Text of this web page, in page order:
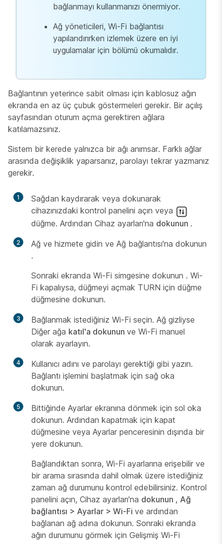
bağlanmayı kullanmanızı önermiyor.
Ağ yöneticileri, Wi-Fi bağlantısı
yapılandırırken izlemek üzere en iyi
uygulamalar için bölümü okumalıdır.
Bağlantının yeterince sabit olması için kablosuz ağın
ekranda en az üç çubuk göstermeleri gerekir. Bir açılış
sayfasından oturum açma gerektiren ağlara
katılamazsınız.
Sistem bir kerede yalnızca bir ağı anımsar. Farklı ağlar
arasında değişiklik yaparsanız, parolayı tekrar yazmanız
gerekir.
1
Sağdan kaydırarak veya dokunarak
cihazınızdaki kontrol panelini açın veya
düğme. Ardından Cihaz ayarları'na dokunun .
2
Ağ ve hizmete gidin ve Ağ bağlantısı'na dokunun
.
Sonraki ekranda Wi-Fi simgesine dokunun . Wi-
Fi kapalıysa, düğmeyi açmak TURN için düğme
düğmesine dokunun.
3
Bağlanmak istediğiniz Wi-Fi seçin. Ağ gizliyse
Diğer ağa katıl'a dokunun ve Wi-Fi manuel
olarak ayarlayın.
4
Kullanıcı adını ve parolayı gerektiği gibi yazın.
Bağlantı işlemini başlatmak için sağ oka
dokunun.
5
Bittiğinde Ayarlar ekranına dönmek için sol oka
dokunun. Ardından kapatmak için kapat
düğmesine veya Ayarlar penceresinin dışında bir
yere dokunun.
Bağlandıktan sonra, Wi-Fi ayarlarına erişebilir ve
bir arama sırasında dahil olmak üzere istediğiniz
zaman ağ durumunu kontrol edebilirsiniz. Kontrol
panelini açın, Cihaz ayarları'na dokunun , Ağ
bağlantısı > Ayarlar > Wi-Fi ve ardından
bağlanan ağ adına dokunun. Sonraki ekranda
ağın durumunu görmek için Gelişmiş Wi-Fi